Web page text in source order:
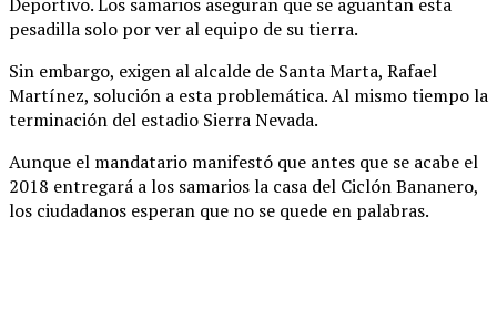
pesadilla solo por ver al equipo de su tierra.
Sin embargo, exigen al alcalde de Santa Marta, Rafael
Martínez, solución a esta problemática. Al mismo tiempo la
terminación del estadio Sierra Nevada.
Aunque el mandatario manifestó que antes que se acabe el
2018 entregará a los samarios la casa del Ciclón Bananero,
los ciudadanos esperan que no se quede en palabras.